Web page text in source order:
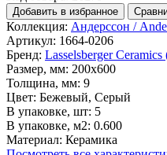
Добавить в избранное
Коллекция: Андерссон /
Артикул: 1664-0206
Бренд: Lasselsberger Ceramics
Размер, мм: 200x600
Толщина, мм: 9
Цвет: Бежевый, Серый
В упаковке, шт: 5
В упаковке, м2: 0.600
Материал: Керамика